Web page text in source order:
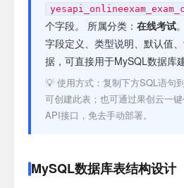
接口测试
个字段。 所属分类： 在线考试
字段定义、类型说明、默认值
据，可直接用于MySQL数据库建
💡 使用方式：复制下方SQL语句
可创建此表；也可通过果创云一
API接口，免去手动部署。
MySQL数据库表结构设计